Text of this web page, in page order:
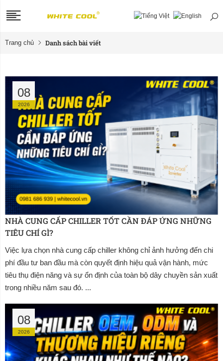
Trang chủ Danh sách bài viết
08
2026
NHÀ CUNG CẤP CHILLER TỐT CẦN ĐÁP ỨNG NHỮNG
TIÊU CHÍ GÌ?
Việc lựa chọn nhà cung cấp chiller không chỉ ảnh hưởng đến chi
phí đầu tư ban đầu mà còn quyết định hiệu quả vận hành, mức
tiêu thụ điện năng và sự ổn định của toàn bộ dây chuyền sản xuất
trong nhiều năm sau đó. ...
08
2026